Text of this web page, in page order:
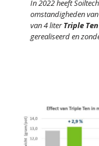
In 2022 heeft
omstandigheden
van 4 literTriple Ten
gerealiseerd en